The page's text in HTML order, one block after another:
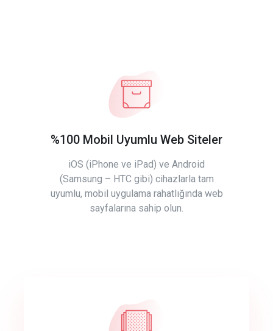
%100 Mobil Uyumlu Web Siteler
iOS (iPhone ve iPad) ve Android
(Samsung – HTC gibi) cihazlarla tam
uyumlu, mobil uygulama rahatlığında web
sayfalarına sahip olun.